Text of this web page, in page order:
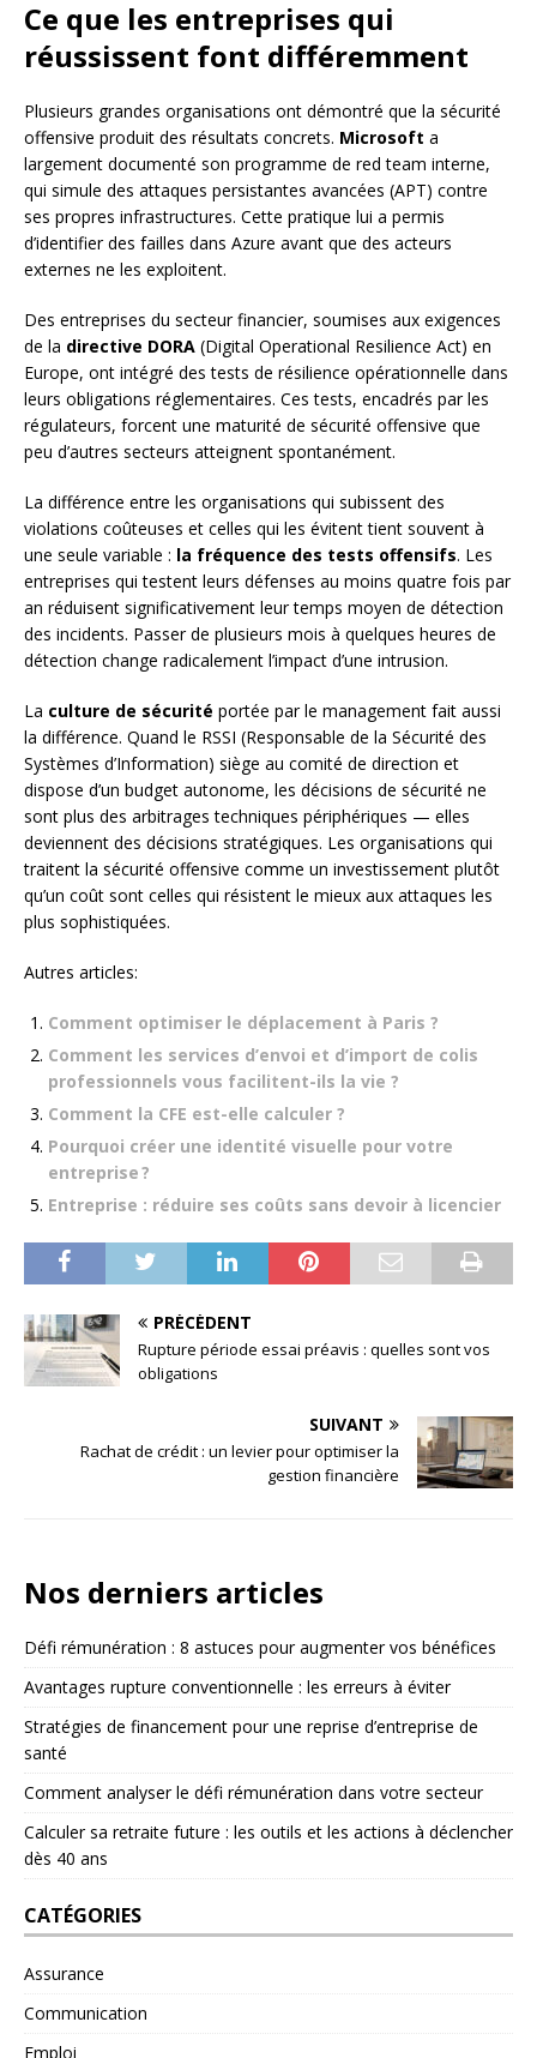
Ce que les entreprises qui
réussissent font différemment
Plusieurs grandes organisations ont démontré que la sécurité
offensive produit des résultats concrets. Microsoft a
largement documenté son programme de red team interne,
qui simule des attaques persistantes avancées (APT) contre
ses propres infrastructures. Cette pratique lui a permis
d’identifier des failles dans Azure avant que des acteurs
externes ne les exploitent.
Des entreprises du secteur financier, soumises aux exigences
de la directive DORA (Digital Operational Resilience Act) en
Europe, ont intégré des tests de résilience opérationnelle dans
leurs obligations réglementaires. Ces tests, encadrés par les
régulateurs, forcent une maturité de sécurité offensive que
peu d’autres secteurs atteignent spontanément.
La différence entre les organisations qui subissent des
violations coûteuses et celles qui les évitent tient souvent à
une seule variable : la fréquence des tests offensifs. Les
entreprises qui testent leurs défenses au moins quatre fois par
an réduisent significativement leur temps moyen de détection
des incidents. Passer de plusieurs mois à quelques heures de
détection change radicalement l’impact d’une intrusion.
La culture de sécurité portée par le management fait aussi
la différence. Quand le RSSI (Responsable de la Sécurité des
Systèmes d’Information) siège au comité de direction et
dispose d’un budget autonome, les décisions de sécurité ne
sont plus des arbitrages techniques périphériques — elles
deviennent des décisions stratégiques. Les organisations qui
traitent la sécurité offensive comme un investissement plutôt
qu’un coût sont celles qui résistent le mieux aux attaques les
plus sophistiquées.
Autres articles:
Comment optimiser le déplacement à Paris ?
Comment les services d’envoi et d’import de colis
professionnels vous facilitent-ils la vie ?
Comment la CFE est-elle calculer ?
Pourquoi créer une identité visuelle pour votre
entreprise ?
Entreprise : réduire ses coûts sans devoir à licencier
PRÉCÉDENT
Rupture période essai préavis : quelles sont vos
obligations
SUIVANT
Rachat de crédit : un levier pour optimiser la
gestion financière
Nos derniers articles
Défi rémunération : 8 astuces pour augmenter vos bénéfices
Avantages rupture conventionnelle : les erreurs à éviter
Stratégies de financement pour une reprise d’entreprise de
santé
Comment analyser le défi rémunération dans votre secteur
Calculer sa retraite future : les outils et les actions à déclencher
dès 40 ans
CATÉGORIES
Assurance
Communication
Emploi